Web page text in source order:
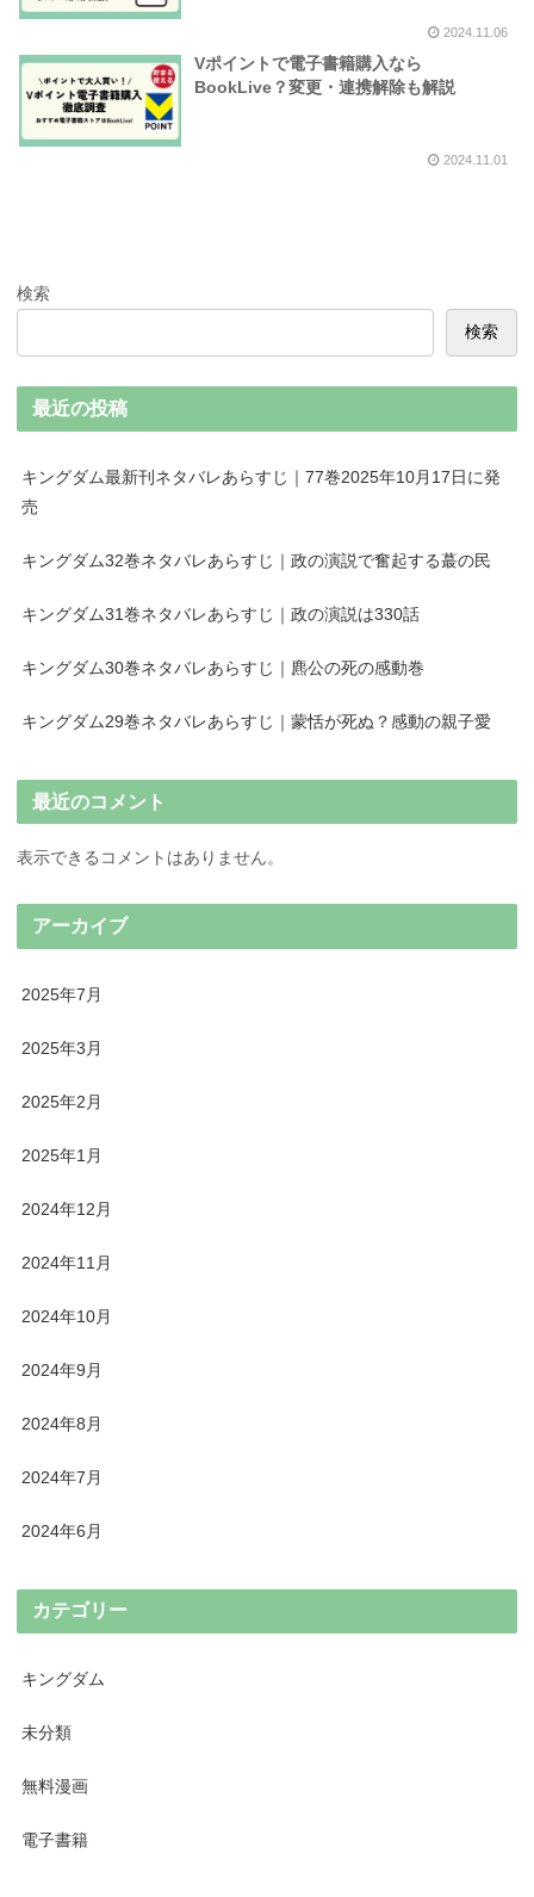
2024.11.06
Vポイントで電子書籍購入なら
BookLive？変更・連携解除も解説
2024.11.01
検索
検索
最近の投稿
キングダム最新刊ネタバレあらすじ｜77巻2025年10月17日に発
売
キングダム32巻ネタバレあらすじ｜政の演説で奮起する蕞の民
キングダム31巻ネタバレあらすじ｜政の演説は330話
キングダム30巻ネタバレあらすじ｜麃公の死の感動巻
キングダム29巻ネタバレあらすじ｜蒙恬が死ぬ？感動の親子愛
最近のコメント
表示できるコメントはありません。
アーカイブ
2025年7月
2025年3月
2025年2月
2025年1月
2024年12月
2024年11月
2024年10月
2024年9月
2024年8月
2024年7月
2024年6月
カテゴリー
キングダム
未分類
無料漫画
電子書籍